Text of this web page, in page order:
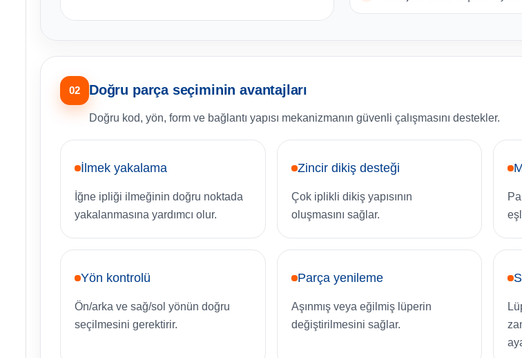
02 Doğru parça seçiminin avantajları
Doğru kod, yön, form ve bağlantı yapısı mekanizmanın güvenli çalışmasını destekler.
İlmek yakalama
İğne ipliği ilmeğinin doğru noktada
yakalanmasına yardımcı olur.
Zincir dikiş desteği
Çok iplikli dikiş yapısının
oluşmasını sağlar.
Yön kontrolü
Ön/arka ve sağ/sol yönün doğru
seçilmesini gerektirir.
Parça yenileme
Aşınmış veya eğilmiş lüperin
değiştirilmesini sağlar.